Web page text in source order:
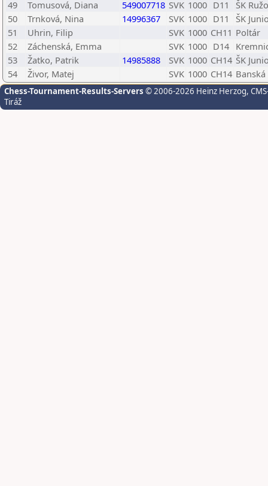
49 Tomusová, Diana 549007718 SVK 1000 D11
ŠK
50
Trnková, Nina 14996367 SVK 1000 D11
ŠK
51
Uhrin, Filip SVK 1000 CH11 Poltár
52
Záchenská, Emma SVK 1000 D14
53
Žatko, Patrik 14985888 SVK 1000 CH14 ŠK
54
Živor, Matej SVK 1000 CH14
Chess-Tournament-Results-Servers © 2006-2026 Heinz Herzog,
Tiráž